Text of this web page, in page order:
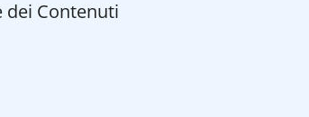
dei Contenuti